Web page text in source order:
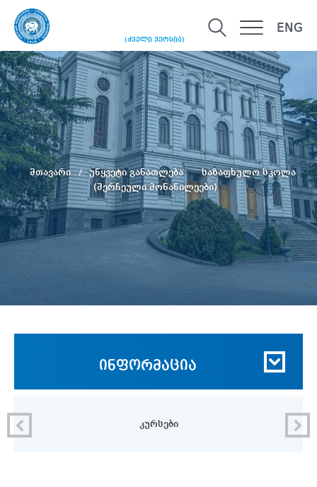
(ძველი ვერსია)
ENG
მთავარი უწყვეტი განათლება
საზაფხულო სკოლა
(შერჩეული მონაწილეები)
ინფორმაცია
კურსები